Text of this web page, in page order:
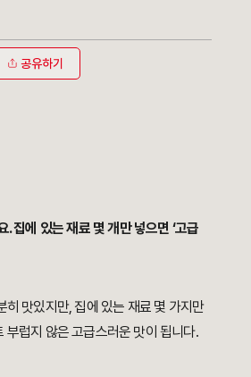
공유하기
렇게' 먹으면 10만원 짜리 고급 디저트가 됩
. 집에 있는 재료 몇 개만 넣으면 ‘고급
히 맛있지만, 집에 있는 재료 몇 가지만
부럽지 않은 고급스러운 맛이 됩니다.